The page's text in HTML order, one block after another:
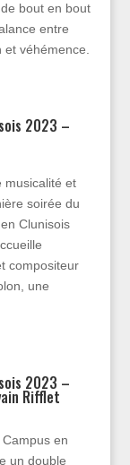
bout en bout
entre
véhémence.
2023 –
musicalité et
soirée du
Clunisois
compositeur
une
2023 –
Rifflet
en
un double